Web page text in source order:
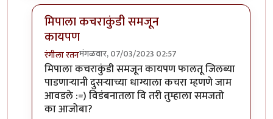
मिपाला कचराकुंडी समजून
कायपण
रंगीला रतनमंगळवार, 07/03/2023 02:57
In reply toविडंबन की कचराbyकर्नलतपस्वी
मिपाला कचराकुंडी समजून कायपण फालतू जिलब्या
पाडणाऱ्यानी दुसऱ्याच्या धाग्याला कचरा म्हणणे जाम
आवडले :=) विडंबनातला वि तरी तुम्हाला समजतो
का आजोबा?